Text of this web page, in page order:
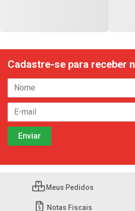
Cadastre-se para receber
Meus Pedidos
Notas Fiscais